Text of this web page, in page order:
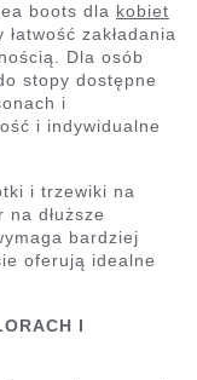
boots dla kobiet
zakładania
Dla osób
stopy dostępne
i
i indywidualne
i trzewiki na
na dłuższe
bardziej
oferują idealne
I